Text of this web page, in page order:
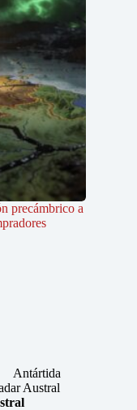
precámbrico a
Antártida
Austral